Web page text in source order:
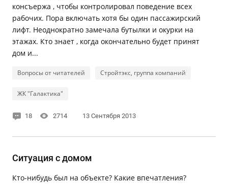
консъержа , чтобы контролировал поведение всех
рабочих. Пора включать хотя бы один пассажирский
лифт. Неоднократно замечала бутылки и окурки на
этажах. Кто знает , когда окончательно будет принят
дом и...
Вопросы от читателей Стройтэкс, группа компаний
ЖК "Галактика"
18 2714 13 Сентября 2013
Ситуация с домом
Кто-нибудь был на объекте? Какие впечатления?